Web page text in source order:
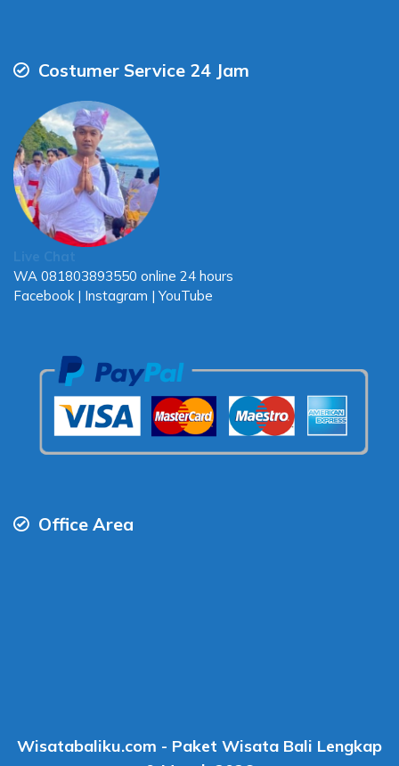
Costumer Service 24 Jam
WA 081803893550 online 24 hours
Facebook | Instagram | YouTube
Office Area
Wisatabaliku.com - Paket Wisata Bali Lengkap